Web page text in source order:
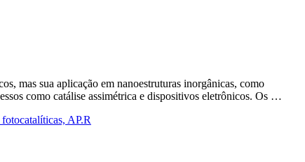
mas sua aplicação em nanoestruturas inorgânicas, como
como catálise assimétrica e dispositivos eletrônicos. Os …
AP.R